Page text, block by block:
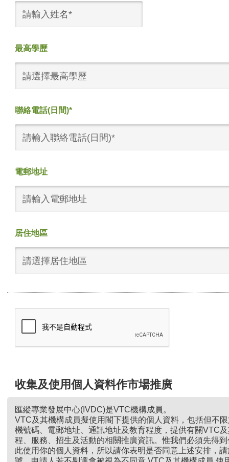
最高學歷
請選擇最高學歷
聯絡電話(日間)*
電郵地址
居住地區
請選擇居住地區
收集及使用個人資料作市場推廣
匯縱專業發展中心(IVDC)是VTC機構成員。
VTC及其機構成員擬使用閣下提供的個人資料，包括但不
機號碼、電郵地址、通訊地址及教育程度，提供有關VTC
程、服務、招生及活動的相關推廣資訊。惟我們必須先得
此使用你的個人資料，所以請你表明是否同意上述安排，